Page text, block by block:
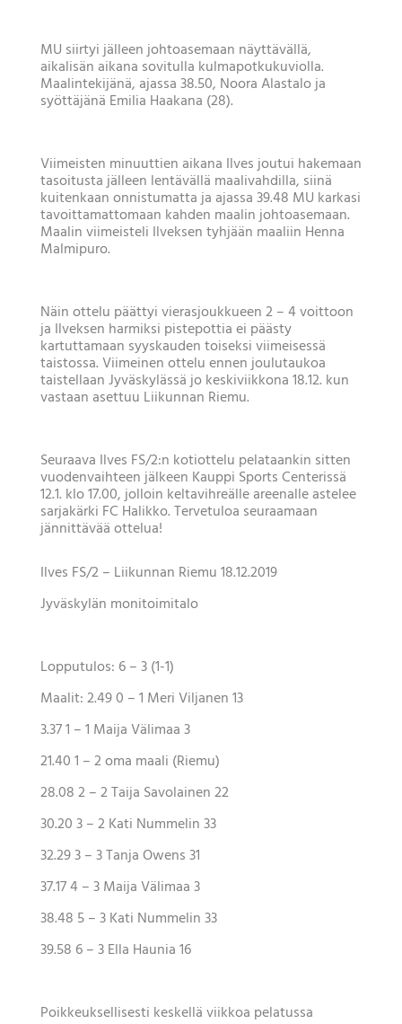
MU siirtyi jälleen johtoasemaan näyttävällä,
aikalisän aikana sovitulla kulmapotkukuviolla.
Maalintekijänä, ajassa 38.50, Noora Alastalo ja
syöttäjänä Emilia Haakana (28).
Viimeisten minuuttien aikana Ilves joutui hakemaan
tasoitusta jälleen lentävällä maalivahdilla, siinä
kuitenkaan onnistumatta ja ajassa 39.48 MU karkasi
tavoittamattomaan kahden maalin johtoasemaan.
Maalin viimeisteli Ilveksen tyhjään maaliin Henna
Malmipuro.
Näin ottelu päättyi vierasjoukkueen 2 – 4 voittoon
ja Ilveksen harmiksi pistepottia ei päästy
kartuttamaan syyskauden toiseksi viimeisessä
taistossa. Viimeinen ottelu ennen joulutaukoa
taistellaan Jyväskylässä jo keskiviikkona 18.12. kun
vastaan asettuu Liikunnan Riemu.
Seuraava Ilves FS/2:n kotiottelu pelataankin sitten
vuodenvaihteen jälkeen Kauppi Sports Centerissä
12.1. klo 17.00, jolloin keltavihreälle areenalle astelee
sarjakärki FC Halikko. Tervetuloa seuraamaan
jännittävää ottelua!
Ilves FS/2 – Liikunnan Riemu18.12.2019
Jyväskylän monitoimitalo
Lopputulos: 6 – 3 (1-1)
Maalit:2.490 – 1 Meri Viljanen 13
3.371 – 1 Maija Välimaa 3
21.401 – 2oma maali (Riemu)
28.082 – 2Taija Savolainen 22
30.203 – 2 Kati Nummelin 33
32.293 – 3Tanja Owens 31
37.174 – 3 Maija Välimaa 3
38.48 5 – 3 Kati Nummelin 33
39.58 6 – 3 Ella Haunia 16
Poikkeuksellisesti keskellä viikkoa pelatussa